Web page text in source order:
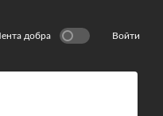
добра Войти